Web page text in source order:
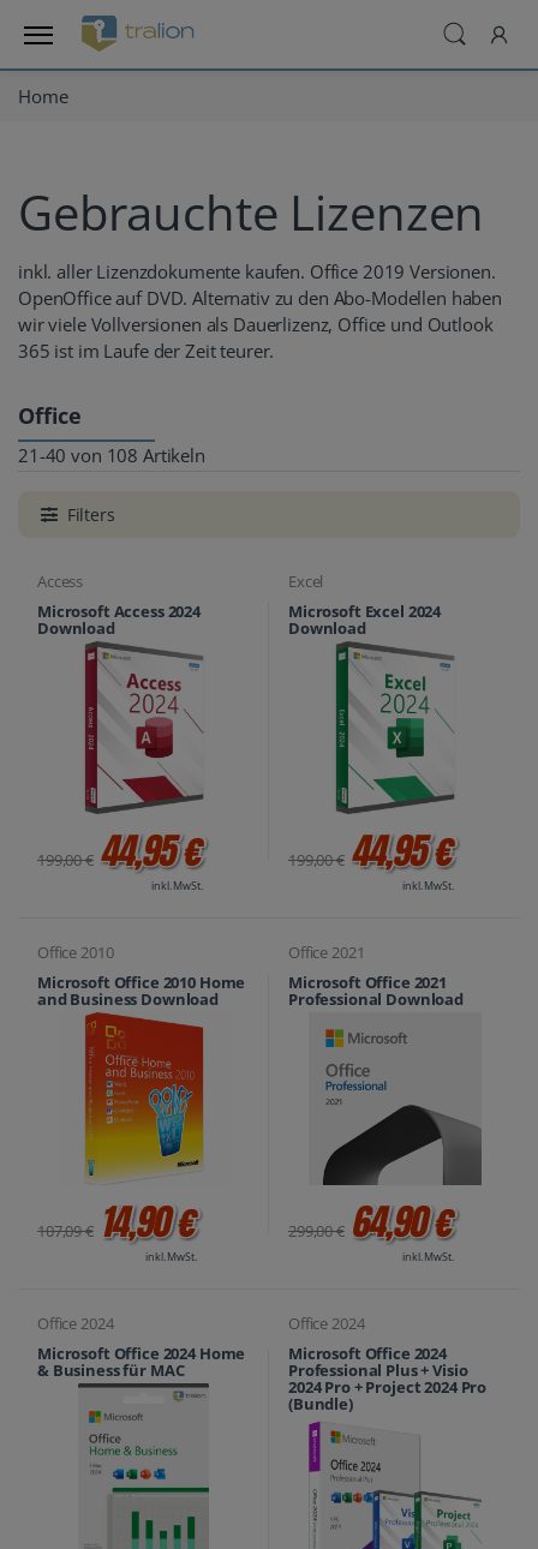
Home
Gebrauchte Lizenzen
inkl. aller Lizenzdokumente kaufen. Office 2019 Versionen.
OpenOffice auf DVD. Alternativ zu den Abo-Modellen haben
wir viele Vollversionen als Dauerlizenz, Office und Outlook
365 ist im Laufe der Zeit teurer.
Office
21-40 von 108 Artikeln
Filters
Access
Microsoft Access 2024
Download
199,00 € 44,95 €
inkl. MwSt.
Excel
Microsoft Excel 2024
Download
199,00 € 44,95 €
inkl. MwSt.
Office 2010
Microsoft Office 2010 Home
and Business Download
107,09 € 14,90 €
inkl. MwSt.
Office 2021
Microsoft Office 2021
Professional Download
299,00 € 64,90 €
inkl. MwSt.
Office 2024
Microsoft Office 2024 Home
& Business für MAC
Office 2024
Microsoft Office 2024
Professional Plus + Visio
2024 Pro + Project 2024 Pro
(Bundle)